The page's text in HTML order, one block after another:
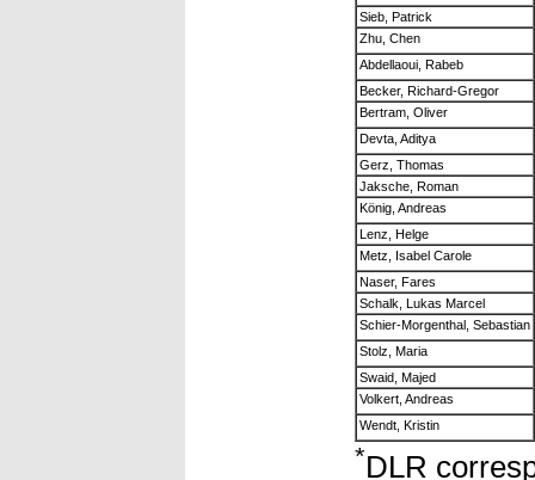
Sieb, Patrick
Zhu, Chen
Abdellaoui, Rabeb
Becker, Richard-Gregor
Bertram, Oliver
Devta, Aditya
Gerz, Thomas
Jaksche, Roman
König, Andreas
Lenz, Helge
Metz, Isabel Carole
Naser, Fares
Schalk, Lukas Marcel
Schier-Morgenthal, Sebastian
Stolz, Maria
Swaid, Majed
Volkert, Andreas
Wendt, Kristin
*DLR